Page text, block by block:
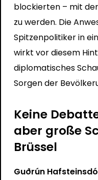
blockierten – mit
zu werden. Die
Spitzenpolitiker in
wirkt vor diesem
diplomatisches
Sorgen der
Keine
aber große
Brüssel
Guðrún